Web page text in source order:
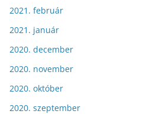
2021. február
2021. január
2020. december
2020. november
2020. október
2020. szeptember